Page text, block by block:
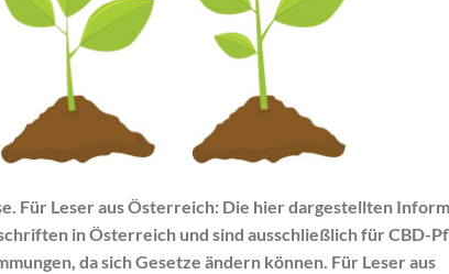
Für Leser aus Österreich: Die hier dargestellten
in Österreich und sind ausschließlich für CBD-
da sich Gesetze ändern können. Für Leser aus